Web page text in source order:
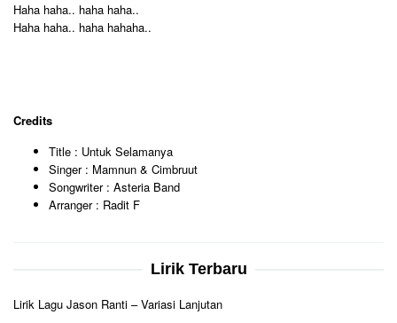
Haha haha.. haha haha..
Haha haha.. haha hahaha..
Credits
Title : Untuk Selamanya
Singer : Mamnun & Cimbruut
Songwriter : Asteria Band
Arranger : Radit F
Lirik Terbaru
Lirik Lagu Jason Ranti – Variasi Lanjutan